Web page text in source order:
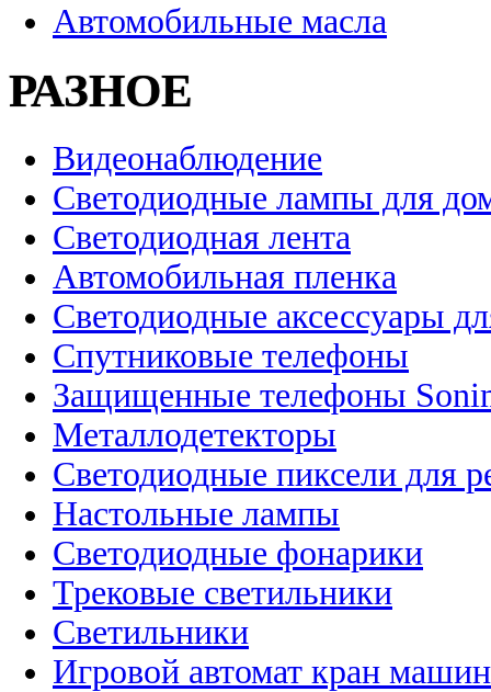
Автомобильные масла
РАЗНОЕ
Видеонаблюдение
Светодиодные лампы для
Светодиодная лента
Автомобильная пленка
Светодиодные аксессуары
Спутниковые телефоны
Защищенные телефоны
Металлодетекторы
Светодиодные пиксели для
Настольные лампы
Светодиодные фонарики
Трековые светильники
Светильники
Игровой автомат кран